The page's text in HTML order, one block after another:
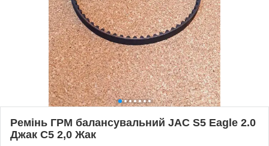
Ремінь ГРМ балансувальний JAC S5 Eagle 2.0
Джак С5 2,0 Жак